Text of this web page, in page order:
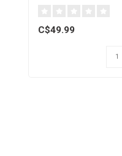
C$49.99